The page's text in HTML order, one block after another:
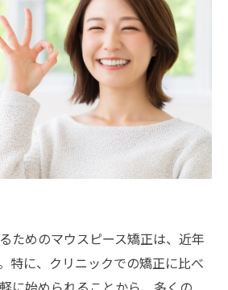
ためのマウスピース矯正は、近年
特に、クリニックでの矯正に比べ